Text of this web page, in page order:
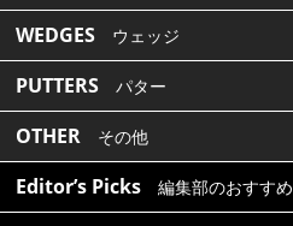
WEDGES ウェッジ
PUTTERS パター
OTHER その他
Editor’s Picks 編集部のおすすめ